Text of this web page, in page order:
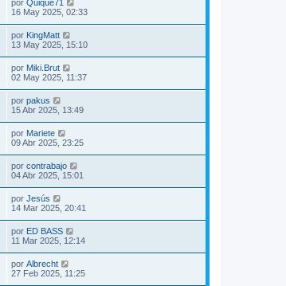
por Quique71
16 May 2025, 02:33
por KingMatt
13 May 2025, 15:10
por Miki.Brut
02 May 2025, 11:37
por pakus
15 Abr 2025, 13:49
por Mariete
09 Abr 2025, 23:25
por contrabajo
04 Abr 2025, 15:01
por Jesús
14 Mar 2025, 20:41
por ED BASS
11 Mar 2025, 12:14
por Albrecht
27 Feb 2025, 11:25